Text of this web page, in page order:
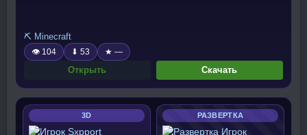
⛏️ Minecraft
👁 104 ⬇ 53 ★ —
Открыть Скачать
3D РАЗВЕРТКА